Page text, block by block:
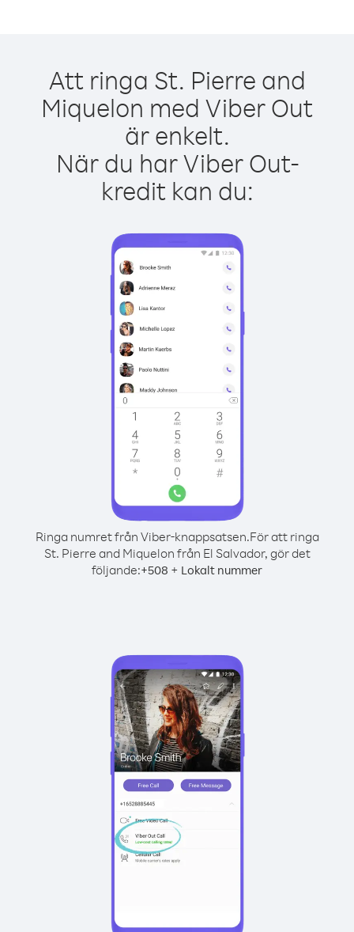
Att ringa St. Pierre and
Miquelon med Viber Out
är enkelt.
När du har Viber Out-
kredit kan du:
Ringa numret från Viber-knappsatsen.För att ringa
St. Pierre and Miquelon från El Salvador, gör det
följande:+508 + Lokalt nummer